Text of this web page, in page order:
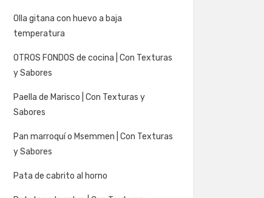
Olla gitana con huevo a baja
temperatura
OTROS FONDOS de cocina | Con Texturas
y Sabores
Paella de Marisco | Con Texturas y
Sabores
Pan marroquí o Msemmen | Con Texturas
y Sabores
Pata de cabrito al horno